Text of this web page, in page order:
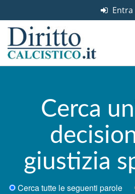
Entra
Cerca
giustizia
Cerca tutte le seguenti parole